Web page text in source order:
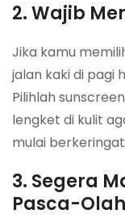
2. Wajib
Jika kamu
jalan kaki di pagi
Pilihlah
lengket di kulit
mulai
3. Segera
Pasca-